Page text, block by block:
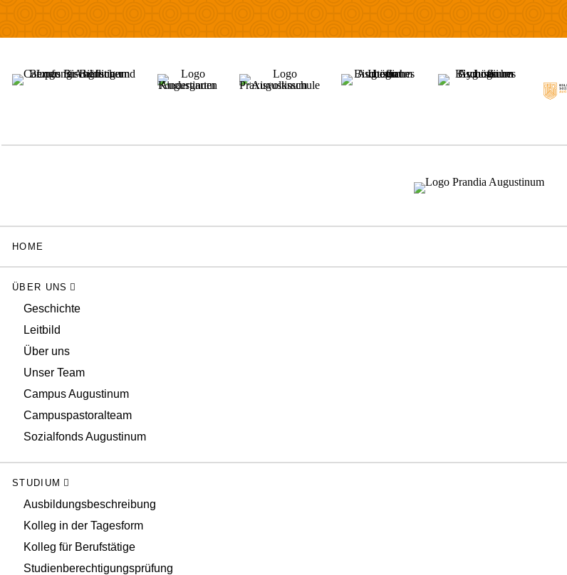
HOME
ÜBER UNS
Geschichte
Leitbild
Über uns
Unser Team
Campus Augustinum
Campuspastoralteam
Sozialfonds Augustinum
STUDIUM
Ausbildungsbeschreibung
Kolleg in der Tagesform
Kolleg für Berufstätige
Studienberechtigungsprüfung